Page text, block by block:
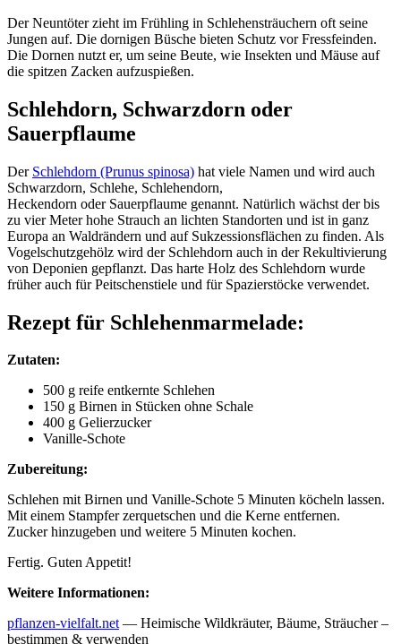
Der Neuntöter zieht im Frühling in Schlehensträuchern oft seine
Jungen auf. Die dornigen Büsche bieten Schutz vor Fressfeinden.
Die Dornen nutzt er, um seine Beute, wie Insekten und Mäuse auf
die spitzen Zacken aufzuspießen.
Schlehdorn, Schwarzdorn oder
Sauerpflaume
Der Schlehdorn (Prunus spinosa) hat viele Namen und wird auch
Schwarzdorn, Schlehe, Schlehendorn,
Heckendorn oder Sauerpflaume genannt. Natürlich wächst der bis
zu vier Meter hohe Strauch an lichten Standorten und ist in ganz
Europa an Waldrändern und auf Sukzessionsflächen zu finden. Als
Vogelschutzgehölz wird der Schlehdorn auch in der Rekultivierung
von Deponien gepflanzt. Das harte Holz des Schlehdorn wurde
früher auch für Peitschenstiele und für Spazierstöcke verwendet.
Rezept für Schlehenmarmelade:
Zutaten:
500 g reife entkernte Schlehen
150 g Birnen in Stücken ohne Schale
400 g Gelierzucker
Vanille-Schote
Zubereitung:
Schlehen mit Birnen und Vanille-Schote 5 Minuten köcheln lassen.
Mit einem Stampfer zerquetschen und die Kerne entfernen.
Zucker hinzugeben und weitere 5 Minuten kochen.
Fertig. Guten Appetit!
Weitere Informationen:
pflanzen-vielfalt.net— Heimische Wildkräuter, Bäume, Sträucher –
bestimmen & verwenden